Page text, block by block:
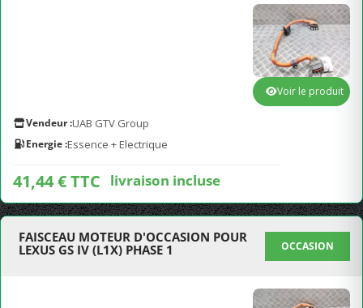
Vendeur :UAB GTV Group
Energie :Essence + Electrique
41,44 € TTC livraison incluse
Voir le produit
FAISCEAU MOTEUR D'OCCASION POUR
LEXUS GS IV (L1X) PHASE 1
OCCASION